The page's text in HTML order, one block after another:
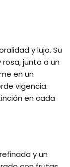
y lujo. Su
junto a un
en un
vigencia.
en cada
y un